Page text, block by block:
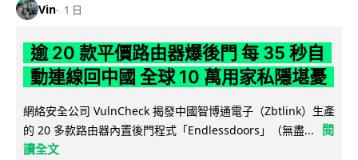
Vin 1 日
逾 20 款平價路由器爆後門 每 35 秒自
動連線回中國 全球 10 萬用家私隱堪憂
網絡安全公司 VulnCheck 揭發中國智博通電子（Zbtlink）生產
的 20 多款路由器內置後門程式「Endlessdoors」（無盡...
閱
讀全文